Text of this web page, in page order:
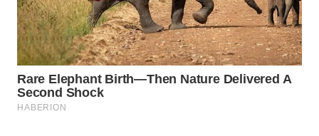
WAHANA
UMKM
WAHANA
SELEB